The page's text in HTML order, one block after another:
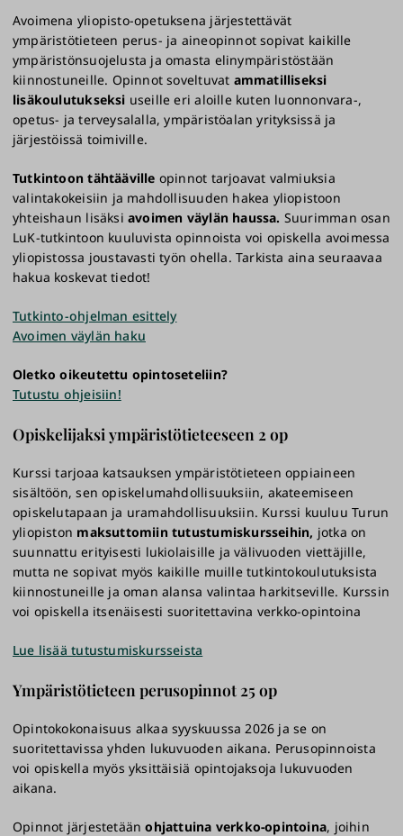
Avoimena yliopisto-opetuksena järjestettävät
ympäristötieteen perus- ja aineopinnot sopivat kaikille
ympäristönsuojelusta ja omasta elinympäristöstään
kiinnostuneille. Opinnot soveltuvat ammatilliseksi
lisäkoulutukseksi useille eri aloille kuten luonnonvara-,
opetus- ja terveysalalla, ympäristöalan yrityksissä ja
järjestöissä toimiville.
Tutkintoon tähtääville opinnot tarjoavat valmiuksia
valintakokeisiin ja mahdollisuuden hakea yliopistoon
yhteishaun lisäksi avoimen väylän haussa. Suurimman osan
LuK-tutkintoon kuuluvista opinnoista voi opiskella avoimessa
yliopistossa joustavasti työn ohella. Tarkista aina seuraavaa
hakua koskevat tiedot!
Tutkinto-ohjelman esittely
Avoimen väylän haku
Oletko oikeutettu opintoseteliin?
Tutustu ohjeisiin!
Opiskelijaksi ympäristötieteeseen 2 op
Kurssi tarjoaa katsauksen ympäristötieteen oppiaineen
sisältöön, sen opiskelumahdollisuuksiin, akateemiseen
opiskelutapaan ja uramahdollisuuksiin. Kurssi kuuluu Turun
yliopiston maksuttomiin tutustumiskursseihin, jotka on
suunnattu erityisesti lukiolaisille ja välivuoden viettäjille,
mutta ne sopivat myös kaikille muille tutkintokoulutuksista
kiinnostuneille ja oman alansa valintaa harkitseville. Kurssin
voi opiskella itsenäisesti suoritettavina verkko-opintoina
Lue lisää tutustumiskursseista
Ympäristötieteen perusopinnot 25 op
Opintokokonaisuus alkaa syyskuussa 2026 ja se on
suoritettavissa yhden lukuvuoden aikana. Perusopinnoista
voi opiskella myös yksittäisiä opintojaksoja lukuvuoden
aikana.
Opinnot järjestetäänohjattuina verkko-opintoina, joihin